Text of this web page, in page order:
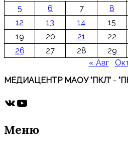
5
6 7 8
12
13 14 15
19
20 21 22
26
27 28 29
« Авг
МЕДИАЦЕНТР МАОУ "ПКЛ" -
ВКонтакте
YouTube
Меню